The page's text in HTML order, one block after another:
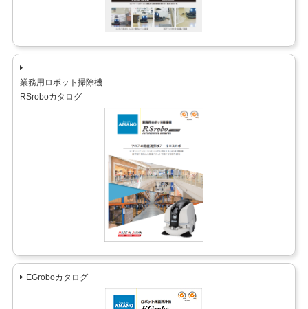
業務用ロボット掃除機
RSroboカタログ
EGroboカタログ